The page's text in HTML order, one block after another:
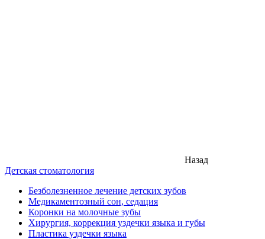
Назад
Детская стоматология
Безболезненное лечение детских зубов
Медикаментозный сон, седация
Коронки на молочные зубы
Хирургия, коррекция уздечки языка и губы
Пластика уздечки языка